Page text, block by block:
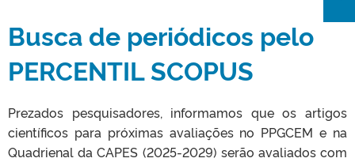
Busca de periódicos pelo
PERCENTIL SCOPUS
Prezados pesquisadores, informamos que os artigos
científicos para próximas avaliações no PPGCEM e na
Quadrienal da CAPES (2025-2029) serão avaliados com